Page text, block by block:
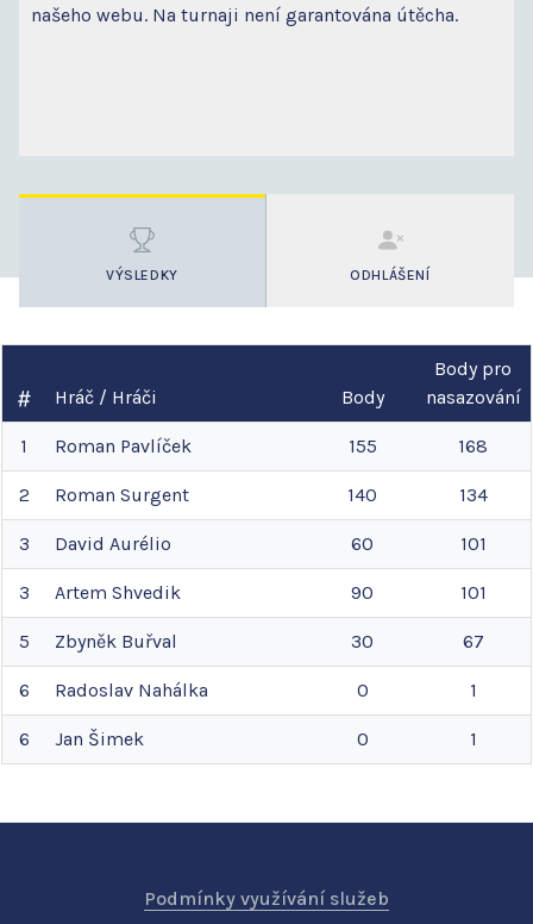
našeho webu. Na turnaji není garantována útěcha.
VÝSLEDKY ODHLÁŠENÍ
Hráč / Hráči Body
Body pro
nasazování
1 Roman Pavlíček 155 168
2 Roman Surgent 140 134
3 David Aurélio 60 101
3 Artem Shvedik 90 101
5 Zbyněk Buřval 30 67
6 Radoslav Nahálka 0 1
6 Jan Šimek 0 1
Podmínky využívání služeb